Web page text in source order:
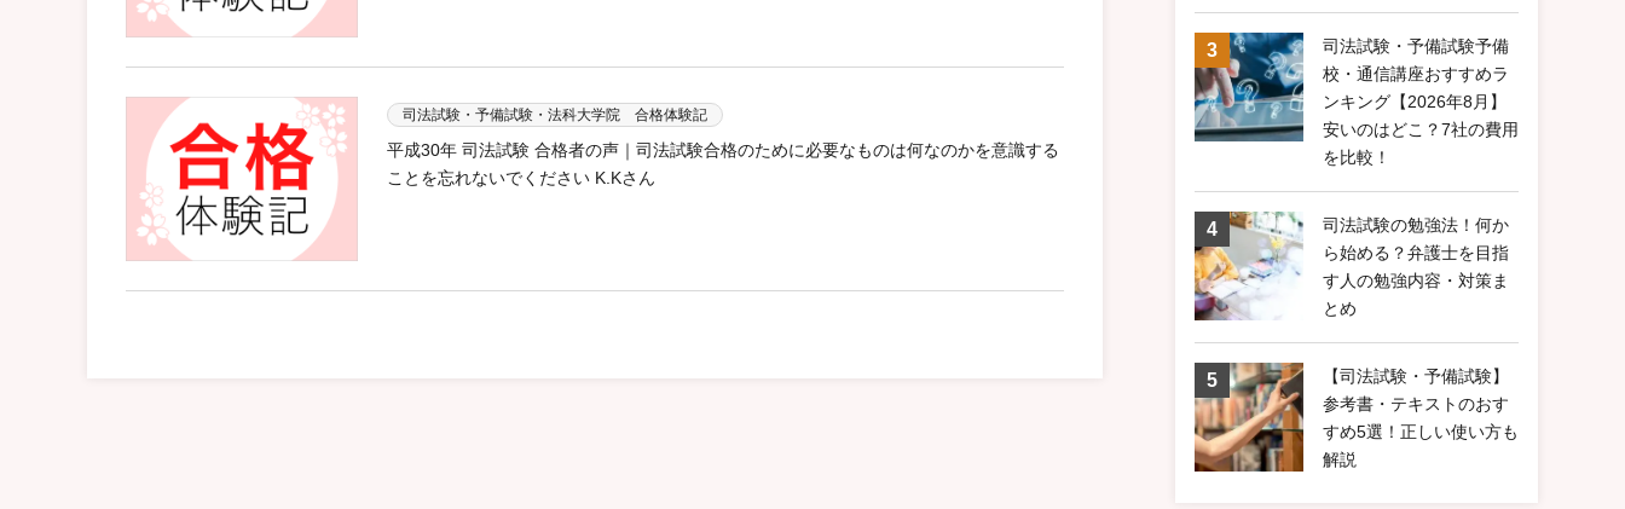
司法試験・予備試験・法科大学院 合格体験記
平成30年 司法試験 合格者の声｜司法試験合格のために必要なものは何なのかを意識する
ことを忘れないでください K.Kさん
司法試験・予備試験予備
校・通信講座おすすめラ
ンキング【2026年8月】
安いのはどこ？7社の費用
を比較！
司法試験の勉強法！何か
ら始める？弁護士を目指
す人の勉強内容・対策ま
とめ
【司法試験・予備試験】
参考書・テキストのおす
すめ5選！正しい使い方も
解説